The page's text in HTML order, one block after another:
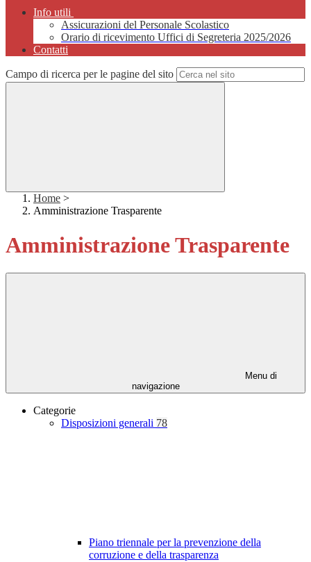
Info utili
Assicurazioni del Personale Scolastico
Orario di ricevimento Uffici di Segreteria 2025/2026
Contatti
Campo di ricerca per le pagine del sito
Home >
Amministrazione Trasparente
Amministrazione Trasparente
Menu di
navigazione
Categorie
Disposizioni generali 78
Piano triennale per la prevenzione della
corruzione e della trasparenza